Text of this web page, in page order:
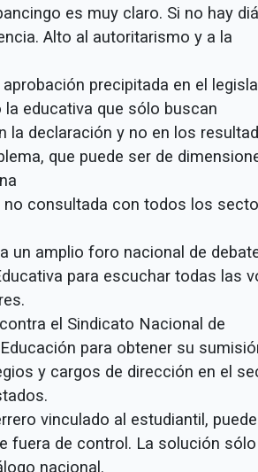
es muy claro. Si no hay
Alto al autoritarismo y a la
precipitada en el
educativa que sólo buscan
la declaración y no en los
que puede ser de
no consultada con todos los
un amplio foro nacional de
para escuchar todas las
el Sindicato Nacional de
para obtener su
y cargos de dirección en el
vinculado al estudiantil,
fuera de control. La solución sólo
nacional.